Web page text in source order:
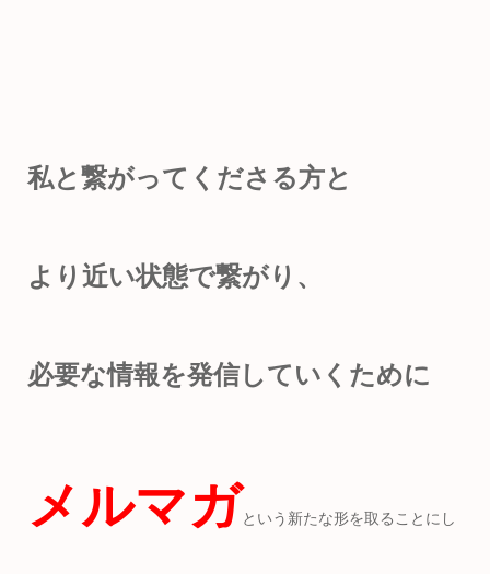
私と繋がってくださる方と
より近い状態で繋がり、
必要な情報を発信していくために
メルマガという新たな形を取ることにし